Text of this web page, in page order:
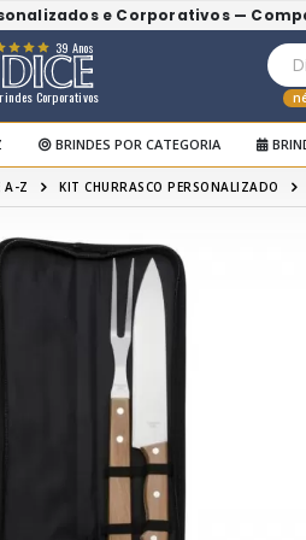
e Corporativos —
Corporativos
39 Anos
BRINDES POR CATEGORIA
A-Z KIT CHURRASCO PERSONALIZADO